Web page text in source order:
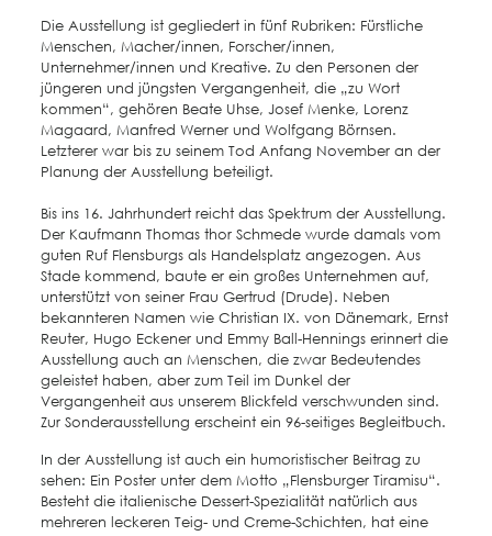
Die Ausstellung ist gegliedert in fünf Rubriken: Fürstliche
Menschen, Macher/innen, Forscher/innen,
Unternehmer/innen und Kreative. Zu den Personen der
jüngeren und jüngsten Vergangenheit, die „zu Wort
kommen“, gehören Beate Uhse, Josef Menke, Lorenz
Magaard, Manfred Werner und Wolfgang Börnsen.
Letzterer war bis zu seinem Tod Anfang November an der
Planung der Ausstellung beteiligt.
Bis ins 16. Jahrhundert reicht das Spektrum der Ausstellung.
Der Kaufmann Thomas thor Schmede wurde damals vom
guten Ruf Flensburgs als Handelsplatz angezogen. Aus
Stade kommend, baute er ein großes Unternehmen auf,
unterstützt von seiner Frau Gertrud (Drude). Neben
bekannteren Namen wie Christian IX. von Dänemark, Ernst
Reuter, Hugo Eckener und Emmy Ball-Hennings erinnert die
Ausstellung auch an Menschen, die zwar Bedeutendes
geleistet haben, aber zum Teil im Dunkel der
Vergangenheit aus unserem Blickfeld verschwunden sind.
Zur Sonderausstellung erscheint ein 96-seitiges Begleitbuch.
In der Ausstellung ist auch ein humoristischer Beitrag zu
sehen: Ein Poster unter dem Motto „Flensburger Tiramisu“.
Besteht die italienische Dessert-Spezialität natürlich aus
mehreren leckeren Teig- und Creme-Schichten, hat eine